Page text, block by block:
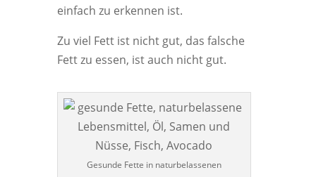
einfach zu erkennen ist.
Zu viel Fett ist nicht gut, das falsche
Fett zu essen, ist auch nicht gut.
Gesunde Fette in naturbelassenen